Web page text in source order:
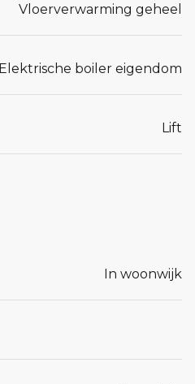
Vloerverwarming geheel
Elektrische boiler eigendom
Lift
In woonwijk